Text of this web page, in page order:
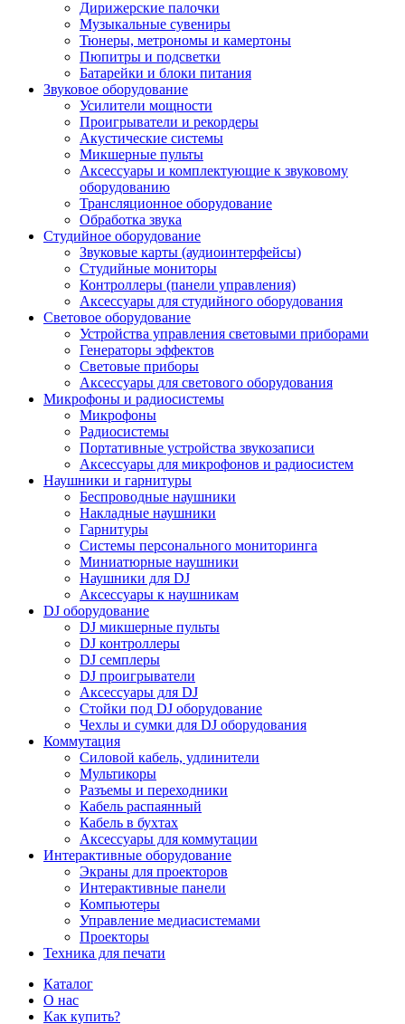
Дирижерские палочки
Музыкальные сувениры
Тюнеры, метрономы и камертоны
Пюпитры и подсветки
Батарейки и блоки питания
Звуковое оборудование
Усилители мощности
Проигрыватели и рекордеры
Акустические системы
Микшерные пульты
Аксессуары и комплектующие к звуковому
оборудованию
Трансляционное оборудование
Обработка звука
Студийное оборудование
Звуковые карты (аудиоинтерфейсы)
Студийные мониторы
Контроллеры (панели управления)
Аксессуары для студийного оборудования
Световое оборудование
Устройства управления световыми приборами
Генераторы эффектов
Световые приборы
Аксессуары для светового оборудования
Микрофоны и радиосистемы
Микрофоны
Радиосистемы
Портативные устройства звукозаписи
Аксессуары для микрофонов и радиосистем
Наушники и гарнитуры
Беспроводные наушники
Накладные наушники
Гарнитуры
Системы персонального мониторинга
Миниатюрные наушники
Наушники для DJ
Аксессуары к наушникам
DJ оборудование
DJ микшерные пульты
DJ контроллеры
DJ семплеры
DJ проигрыватели
Аксессуары для DJ
Стойки под DJ оборудование
Чехлы и сумки для DJ оборудования
Коммутация
Силовой кабель, удлинители
Мультикоры
Разъемы и переходники
Кабель распаянный
Кабель в бухтах
Аксессуары для коммутации
Интерактивные оборудование
Экраны для проекторов
Интерактивные панели
Компьютеры
Управление медиасистемами
Проекторы
Техника для печати
Каталог
О нас
Как купить?